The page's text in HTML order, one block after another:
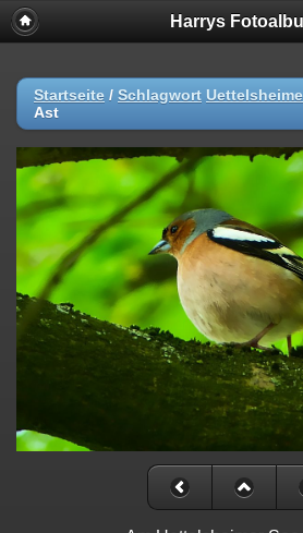
Harrys
Startseite / Schlagwort
Ast